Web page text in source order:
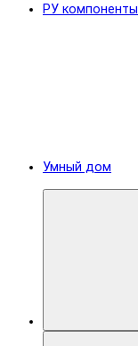
РУ компоненты
Умный дом